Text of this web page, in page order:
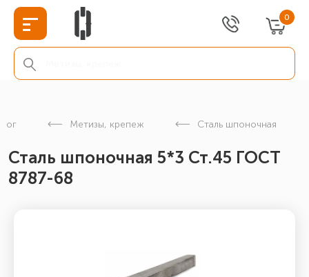
0
Метизы, крепеж Сталь шпоночная
Сталь шпоночная 5*3 Ст.45 ГОСТ
8787-68